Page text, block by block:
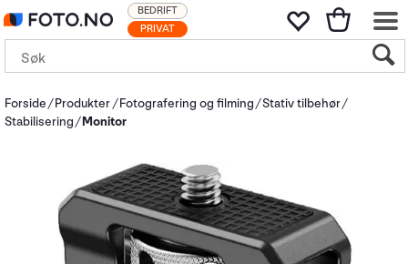
PRIVAT
BEDRIFT
Forside Produkter Fotografering og filming Stativ tilbehør
Stabilisering
Monitor